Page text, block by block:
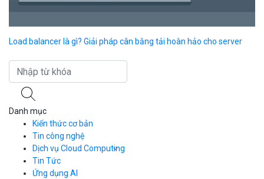
Load balancer là gì? Giải pháp cân bằng tải hoàn hảo cho server
Danh mục
Kiến thức cơ bản
Tin công nghệ
Dịch vụ Cloud Computing
Cloud Server
CDN
Tin Tức
Ứng dụng AI